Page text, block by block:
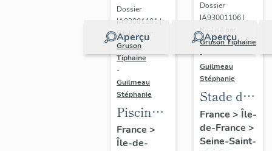
Aperçu
Dossier
IA93001101 |
Réalisé par
Gruson
Tiphaine
-
Guilmeau
Stéphanie
Piscine
Leclerc,
actuellement
France >
Île-de-
Aperçu
Dossier
IA93001106 |
Réalisé par
Gruson Tiphaine
-
Guilmeau
Stéphanie
Stade de
France
France > Île-
de-France >
Seine-Saint-